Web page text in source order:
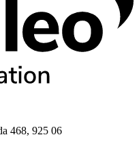
468, 925 06